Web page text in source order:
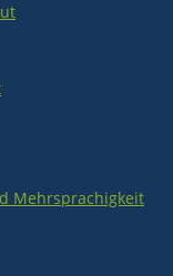
Mehrsprachigkeit